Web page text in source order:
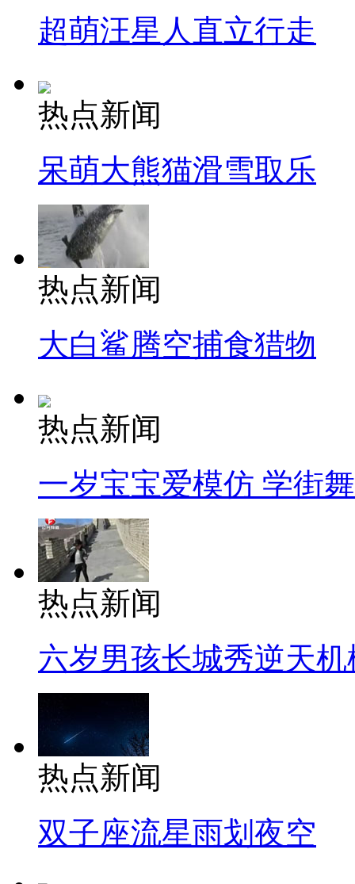
超萌汪星人直立行走
热点新闻
呆萌大熊猫滑雪取乐
热点新闻
大白鲨腾空捕食猎物
热点新闻
一岁宝宝爱模仿 学街
热点新闻
六岁男孩长城秀逆天机
热点新闻
双子座流星雨划夜空